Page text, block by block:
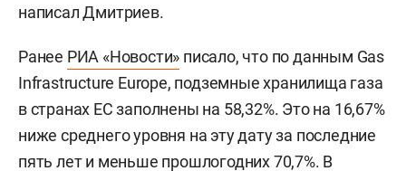
написал Дмитриев.
Ранее РИА «Новости» писало, что по данным Gas
Infrastructure Europe, подземные хранилища газа
в странах ЕС заполнены на 58,32%. Это на 16,67%
ниже среднего уровня на эту дату за последние
пять лет и меньше прошлогодних 70,7%. В